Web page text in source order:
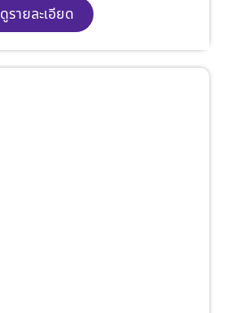
ดูรายละเอียด